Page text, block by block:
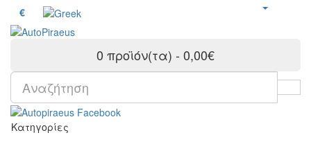
€
0 προϊόν(τα) - 0,00€
Κατηγορίες